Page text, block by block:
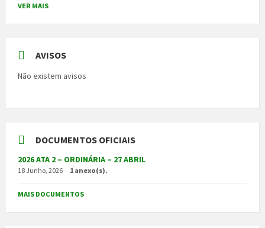
VER MAIS
AVISOS
Não existem avisos
DOCUMENTOS OFICIAIS
2026 ATA 2 – ORDINÁRIA – 27 ABRIL
18 Junho, 2026 1 anexo(s).
MAIS DOCUMENTOS